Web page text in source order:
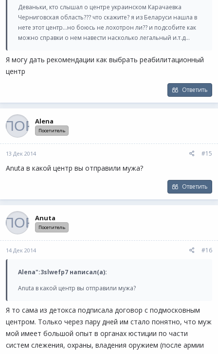
Деваньки, кто слышал о центре украинском Карачаевка
Черниговская область??? что скажите? я из Беларуси нашла в
нете этот центр...но боюсь не лохотрон ли?? и подсобите как
можно справки о нем навести насколько легальный и.т.д...
Я могу дать рекомендации как выбрать реабилитационный
центр
Ответить
Alena
Посетитель
13 Дек 2014 #15
Anuta в какой центр вы отправили мужа?
Ответить
Anuta
Посетитель
14 Дек 2014 #16
Alena":3slwefp7 написал(а):
Anuta в какой центр вы отправили мужа?
Я то сама из детокса подписала договор с подмосковным
центром. Только через пару дней им стало понятно, что муж
мой имеет большой опыт в органах юстиции по части
систем слежения, охраны, владения оружием (после армии